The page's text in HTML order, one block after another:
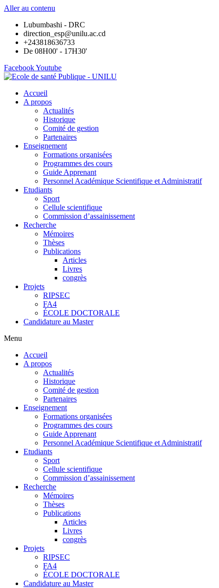
Aller au contenu
Lubumbashi - DRC
direction_esp@unilu.ac.cd
+243818636733
De 08H00' - 17H30'
FacebookYoutube
Accueil
A propos
Actualités
Historique
Comité de gestion
Partenaires
Enseignement
Formations organisées
Programmes des cours
Guide Apprenant
Personnel Académique Scientifique et Administratif
Etudiants
Sport
Cellule scientifique
Commission d’assainissement
Recherche
Mémoires
Thèses
Publications
Articles
Livres
congrès
Projets
RIPSEC
FA4
ÉCOLE DOCTORALE
Candidature au Master
Menu
Accueil
A propos
Actualités
Historique
Comité de gestion
Partenaires
Enseignement
Formations organisées
Programmes des cours
Guide Apprenant
Personnel Académique Scientifique et Administratif
Etudiants
Sport
Cellule scientifique
Commission d’assainissement
Recherche
Mémoires
Thèses
Publications
Articles
Livres
congrès
Projets
RIPSEC
FA4
ÉCOLE DOCTORALE
Candidature au Master